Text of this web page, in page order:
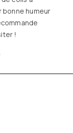
un tour et
sans rien